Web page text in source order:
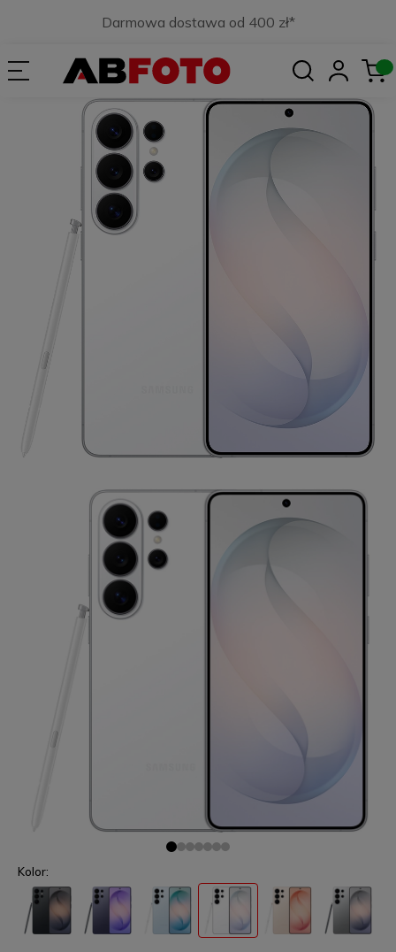
Darmowa dostawa od 400 zł*
Kolor: